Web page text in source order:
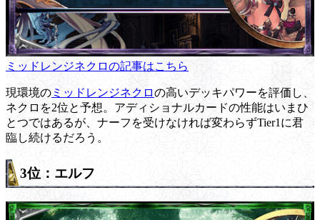
ミッドレンジネクロの記事はこちら
現環境の ミッドレンジネクロの高いデッキパワーを評価し、
ネクロを2位と予想。アディショナルカードの性能はいまひ
とつではあるが、ナーフを受けなければ変わらずTier1に君
臨し続けるだろう。
3位：エルフ